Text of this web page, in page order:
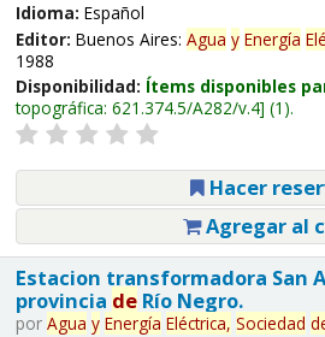
Idioma: Español
Editor: Buenos Aires: Agua y Energía
1988
Disponibilidad: Ítems disponibles
topográfica: 621.374.5/A282/v.4 (1).
Hacer
Agregar al
Estacion transformadora San
provincia deRío Negro.
por Agua y Energía Eléctrica, Sociedad